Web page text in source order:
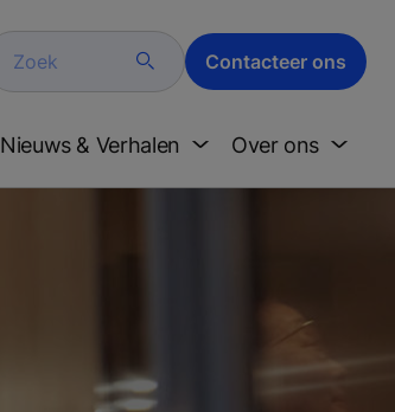
Zoek Contacteer ons
Nieuws & Verhalen Over ons